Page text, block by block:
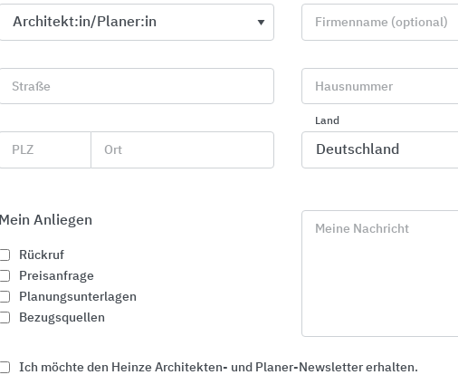
Schutz und Renovierung von
Firmenname (optional)
Straße Hausnummer
PLZ Ort
Land
Mein Anliegen
Rückruf
Preisanfrage
Planungsunterlagen
Bezugsquellen
Meine Nachricht
Ich möchte den Heinze Architekten- und Planer-Newsletter erhalten.